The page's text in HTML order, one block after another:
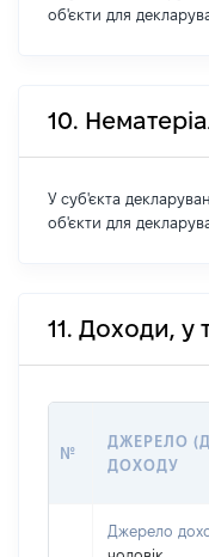
об'єкти для
10.
У суб'єкта
об'єкти для
11. Доходи, у
№
ДЖЕРЕЛО
ДОХОДУ
Джерело